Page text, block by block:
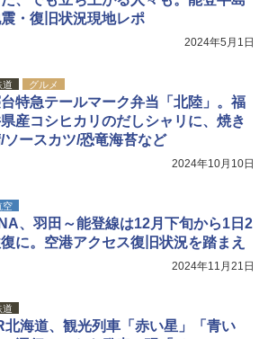
・復旧状況現地レポ
2024年5月1日
道 グルメ
特急テールマーク弁当「北陸」。福
産コシヒカリのだしシャリに、焼き
ソースカツ/恐竜海苔など
2024年10月10日
空
、羽田～能登線は12月下旬から1日2
に。空港アクセス復旧状況を踏まえ
2024年11月21日
道
北海道、観光列車「赤い星」「青い